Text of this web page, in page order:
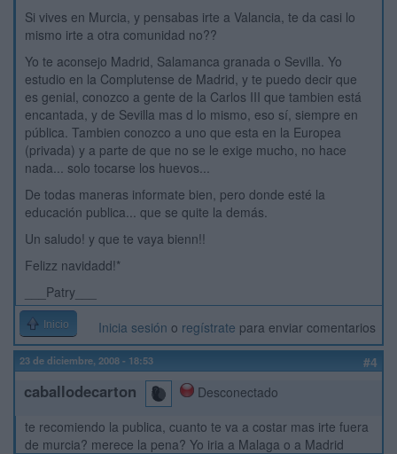
Si vives en Murcia, y pensabas irte a Valancia, te da casi lo
mismo irte a otra comunidad no??
Yo te aconsejo Madrid, Salamanca granada o Sevilla. Yo
estudio en la Complutense de Madrid, y te puedo decir que
es genial, conozco a gente de la Carlos III que tambien está
encantada, y de Sevilla mas d lo mismo, eso sí, siempre en
pública. Tambien conozco a uno que esta en la Europea
(privada) y a parte de que no se le exige mucho, no hace
nada... solo tocarse los huevos...
De todas maneras informate bien, pero donde esté la
educación publica... que se quite la demás.
Un saludo! y que te vaya bienn!!
Felizz navidadd!*
___Patry___
Inicio Inicia sesión o regístrate para enviar comentarios
23 de diciembre, 2008 - 18:53 #4
caballodecarton
Desconectado
te recomiendo la publica, cuanto te va a costar mas irte fuera
de murcia? merece la pena? Yo iria a Malaga o a Madrid